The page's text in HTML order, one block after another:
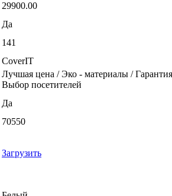
29900.00
Да
141
CoverIT
Лучшая цена / Эко - материалы / Гарантия
Выбор посетителей
Да
70550
Загрузить